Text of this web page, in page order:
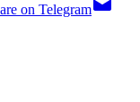
on Telegram